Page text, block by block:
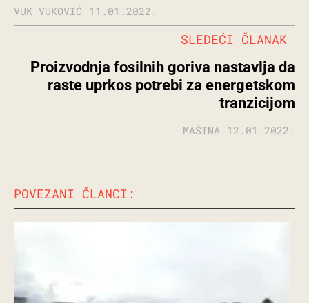
VUK VUKOVIĆ 11.01.2022.
Proizvodnja fosilnih goriva nastavlja da
raste uprkos potrebi za energetskom
tranzicijom
SLEDEĆI ČLANAK
MAŠINA 12.01.2022.
POVEZANI ČLANCI: